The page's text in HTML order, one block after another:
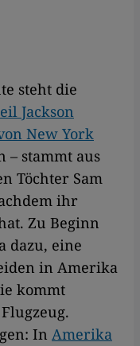
steht die
Jackson
New York
– stammt aus
Töchter Sam
ihr
Zu Beginn
dazu, eine
in Amerika
kommt
In Amerika